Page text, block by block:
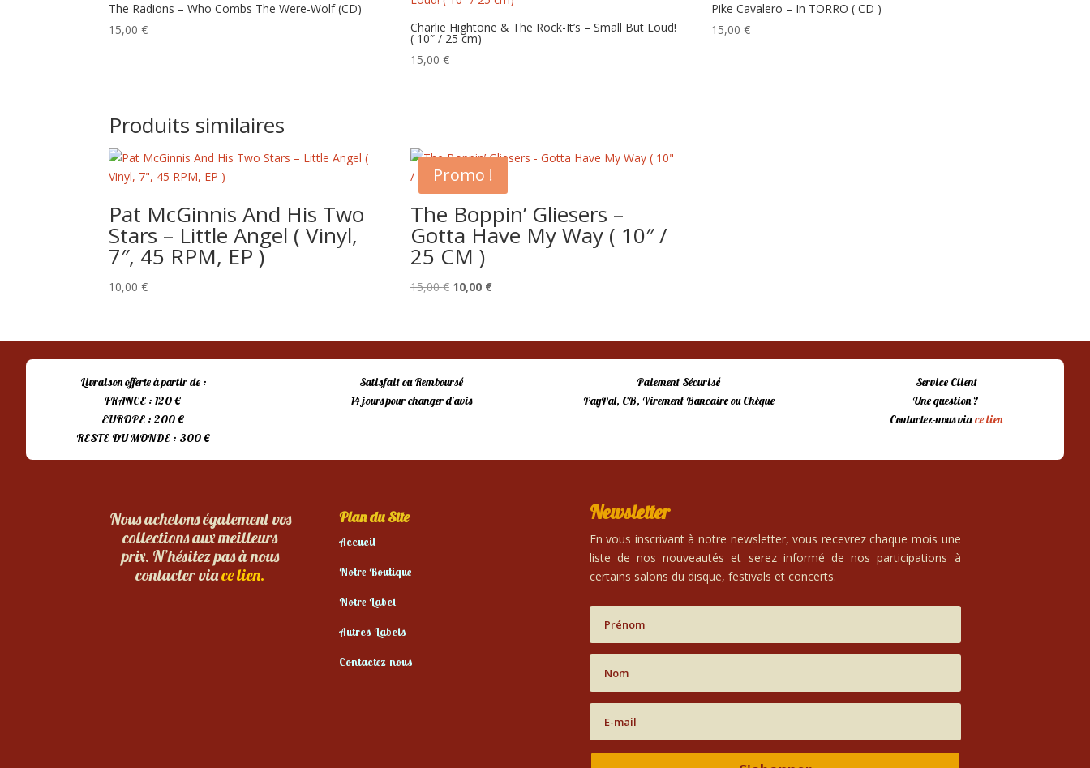
The Radions – Who Combs The Were-Wolf (CD)
15,00€ Charlie Hightone & The Rock-It’s – Small But Loud!
( 10″ / 25 cm)
15,00 €
Pike Cavalero – In TORRO ( CD )
15,00€
Produits similaires
Pat McGinnis And His Two
Stars – Little Angel ( Vinyl,
7″, 45 RPM, EP )
10,00€
Promo !
The Boppin’ Gliesers –
Gotta Have My Way ( 10″ /
25 CM )
15,00€ Le
était :
15,00 €.
10,00 €Le
est :
10,00 €.
Livraison offerte à partir de :
FRANCE : 120 €
EUROPE : 200 €
RESTE DU MONDE : 300 €
Satisfait ou Remboursé
14 jours pour changer d’avis
Paiement Sécurisé
PayPal, CB, Virement Bancaire ou Chèque
Service Client
Une question ?
Contactez-nous viace lien
Nous achetons également vos
collections aux meilleurs
prix. N’hésitez pas à nous
contacter viace lien.
Plan du Site
Accueil
Notre Boutique
Notre Label
Autres Labels
Contactez-nous
Newsletter
En vous inscrivant à notre newsletter, vous recevrez chaque mois une
liste de nos nouveautés et serez informé de nos participations à
certains salons du disque, festivals et concerts.